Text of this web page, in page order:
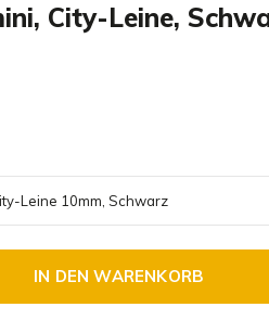
City-Leine,
IN DEN WARENKORB